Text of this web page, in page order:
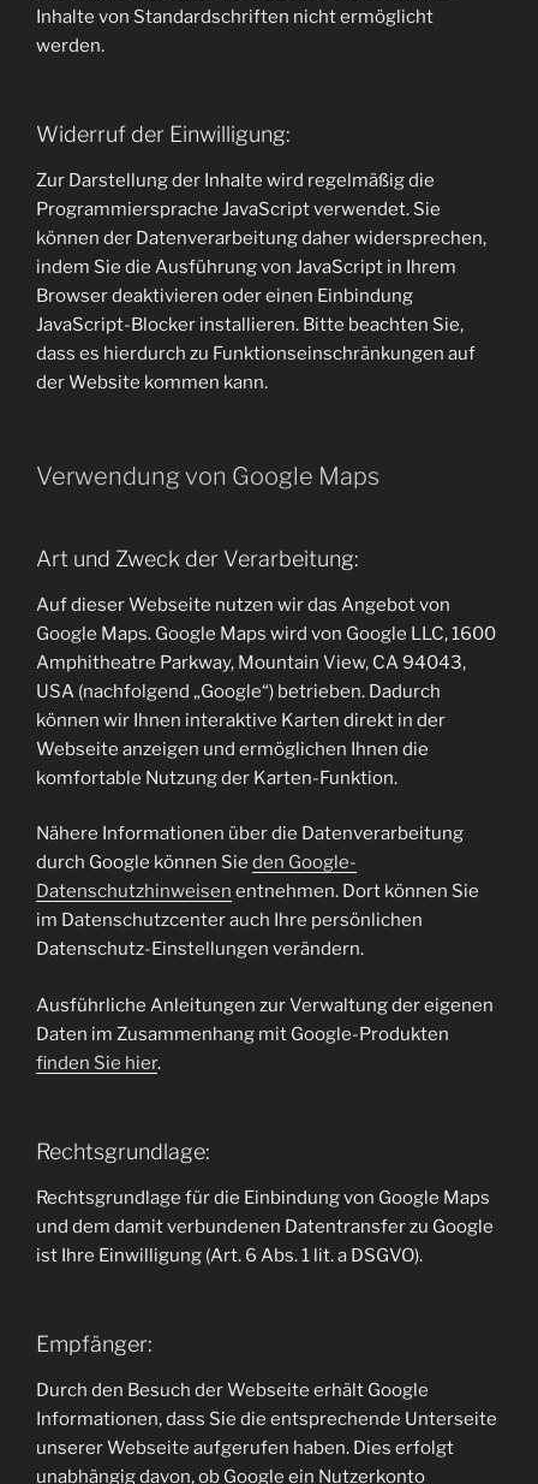
Inhalte von Standardschriften nicht ermöglicht
werden.
Widerruf der Einwilligung:
Zur Darstellung der Inhalte wird regelmäßig die
Programmiersprache JavaScript verwendet. Sie
können der Datenverarbeitung daher widersprechen,
indem Sie die Ausführung von JavaScript in Ihrem
Browser deaktivieren oder einen Einbindung
JavaScript-Blocker installieren. Bitte beachten Sie,
dass es hierdurch zu Funktionseinschränkungen auf
der Website kommen kann.
Verwendung von Google Maps
Art und Zweck der Verarbeitung:
Auf dieser Webseite nutzen wir das Angebot von
Google Maps. Google Maps wird von Google LLC, 1600
Amphitheatre Parkway, Mountain View, CA 94043,
USA (nachfolgend „Google“) betrieben. Dadurch
können wir Ihnen interaktive Karten direkt in der
Webseite anzeigen und ermöglichen Ihnen die
komfortable Nutzung der Karten-Funktion.
Nähere Informationen über die Datenverarbeitung
durch Google können Sie den Google-
Datenschutzhinweisen entnehmen. Dort können Sie
im Datenschutzcenter auch Ihre persönlichen
Datenschutz-Einstellungen verändern.
Ausführliche Anleitungen zur Verwaltung der eigenen
Daten im Zusammenhang mit Google-Produkten
finden Sie hier.
Rechtsgrundlage:
Rechtsgrundlage für die Einbindung von Google Maps
und dem damit verbundenen Datentransfer zu Google
ist Ihre Einwilligung (Art. 6 Abs. 1 lit. a DSGVO).
Empfänger:
Durch den Besuch der Webseite erhält Google
Informationen, dass Sie die entsprechende Unterseite
unserer Webseite aufgerufen haben. Dies erfolgt
unabhängig davon, ob Google ein Nutzerkonto